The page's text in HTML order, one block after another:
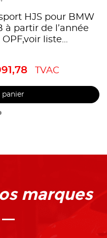
HJS pour BMW
à partir de l’année
OPF,voir liste
TVAC
panier
marques